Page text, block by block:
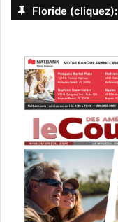
Floride (cliquez):